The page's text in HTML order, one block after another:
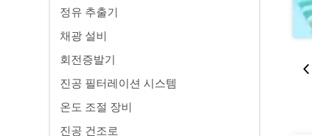
정유 추출기
채광 설비
회전증발기
진공 필터레이션 시스템
온도 조절 장비
진공 건조로